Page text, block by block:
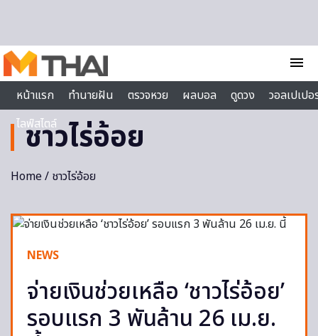
menu
หน้าแรก
ทำนายฝัน ตรวจหวย ผลบอล ดูดวง
วอลเปเป
ไลฟ์สไตล์
ชาวไร่อ้อย
Home/ ชาวไร่อ้อย
NEWS
จ่ายเงินช่วยเหลือ ‘ชาวไร่อ้อย’
รอบแรก 3 พันล้าน 26 เม.ย.